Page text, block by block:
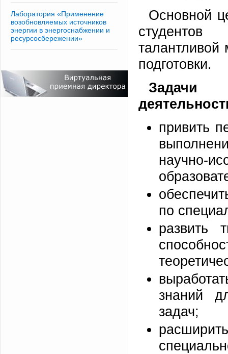
Лаборатория «Применение
возобновляемых источников
энергии в энергоснабжении и
ресурсосбережении»
Основной
подготовки.
Задачи
привить
научно-
по
развить
знаний
задач;